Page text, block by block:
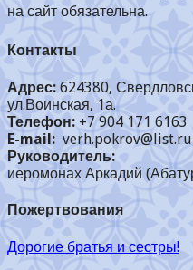
на сайт обязательна.
Контакты
Адрес: 624380,
ул.Воинская, 1а.
Телефон: +7 904 171 6163
E-mail: verh.pokrov@list.ru
Руководитель:
иеромонах Аркадий
Пожертвования
Дорогие братья и сестры!